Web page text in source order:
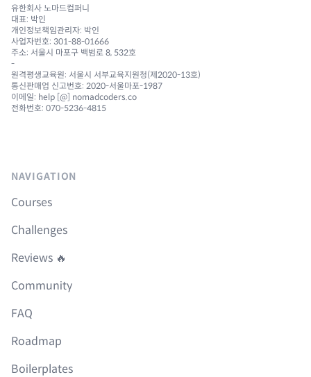
유한회사 노마드컴퍼니
대표: 박인
개인정보책임관리자: 박인
사업자번호: 301-88-01666
주소: 서울시 마포구 백범로 8, 532호
-
원격평생교육원: 서울시 서부교육지원청(제2020-13호)
통신판매업 신고번호: 2020-서울마포-1987
이메일: help [@] nomadcoders.co
전화번호: 070-5236-4815
NAVIGATION
Courses
Challenges
Reviews 🔥
Community
FAQ
Roadmap
Boilerplates